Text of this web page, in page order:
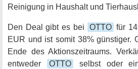
Reinigung in Haushalt und
Den Deal gibt es bei OTTO für
EUR und ist somit 38% günstiger.
Ende des Aktionszeitraums.
entweder
OTTO
selbst oder